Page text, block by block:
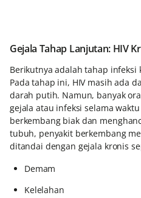
Gejala Tahap Lanjutan: HIV
Berikutnya adalah tahap infeksi
Pada tahap ini, HIV masih ada
darah putih. Namun, banyak
gejala atau infeksi selama
berkembang biak dan
tubuh, penyakit berkembang
ditandai dengan gejala kronis
Demam
Kelelahan